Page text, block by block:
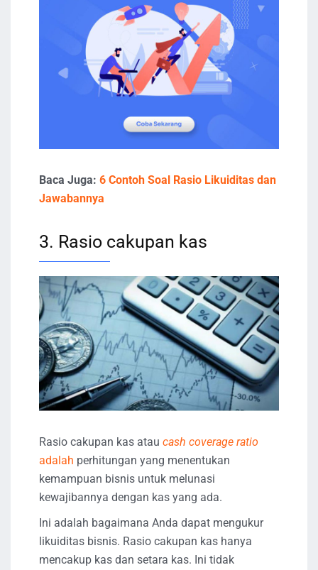
Baca Juga: 6 Contoh Soal Rasio Likuiditas dan
Jawabannya
3. Rasio cakupan kas
Rasio cakupan kas atau cash coverage ratio
adalah perhitungan yang menentukan
kemampuan bisnis untuk melunasi
kewajibannya dengan kas yang ada.
Ini adalah bagaimana Anda dapat mengukur
likuiditas bisnis. Rasio cakupan kas hanya
mencakup kas dan setara kas. Ini tidak